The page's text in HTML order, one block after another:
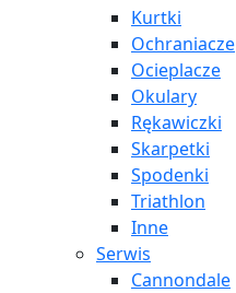
Kurtki
Ochraniacze
Ocieplacze
Okulary
Rękawiczki
Skarpetki
Spodenki
Triathlon
Inne
Serwis
Cannondale